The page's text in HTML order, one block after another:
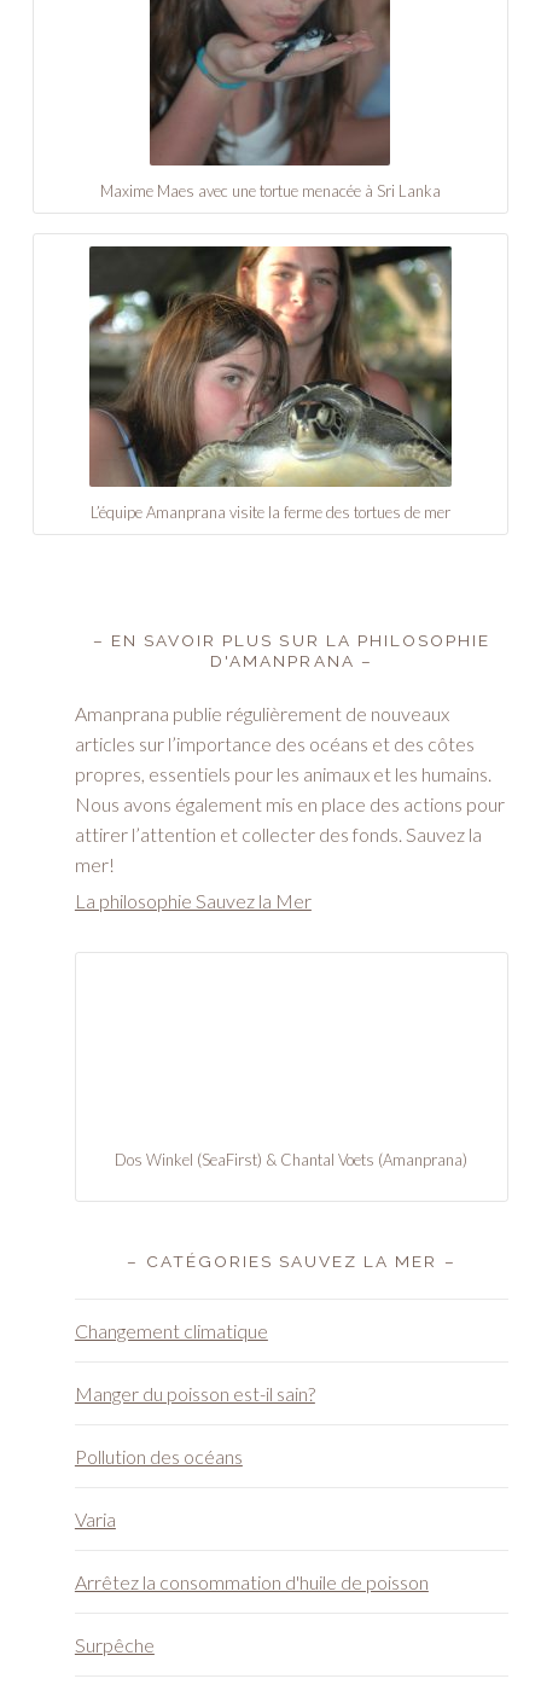
Maxime Maes avec une tortue menacée à Sri Lanka
L’équipe Amanprana visite la ferme des tortues de mer
– EN SAVOIR PLUS SUR LA PHILOSOPHIE
D'AMANPRANA –
Amanprana publie régulièrement de nouveaux
articles sur l’importance des océans et des côtes
propres, essentiels pour les animaux et les humains.
Nous avons également mis en place des actions pour
attirer l’attention et collecter des fonds. Sauvez la
mer!
La philosophie ­­Sauvez la Mer
Dos Winkel (SeaFirst) & Chantal Voets (Amanprana)
– CATÉGORIES SAUVEZ LA MER –
Changement climatique
Manger du poisson est-il sain?
Pollution des océans
Varia
Arrêtez la consommation d'huile de poisson
Surpêche